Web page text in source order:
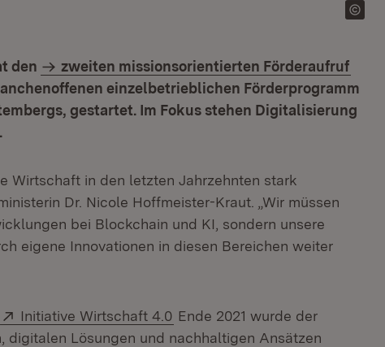
den
zweiten missionsorientierten Förderaufruf
einzelbetrieblichen Förderprogramm
gestartet. Im Fokus stehen Digitalisierung
Wirtschaft in den letzten Jahrzehnten stark
Dr. Nicole Hoffmeister-Kraut. „Wir müssen
bei Blockchain und KI, sondern unsere
eigene Innovationen in diesen Bereichen weiter
Extern:
Initiative Wirtschaft 4.0 (Öffnet in neuem Fenster)
Ende 2021 wurde der
digitalen Lösungen und nachhaltigen Ansätzen